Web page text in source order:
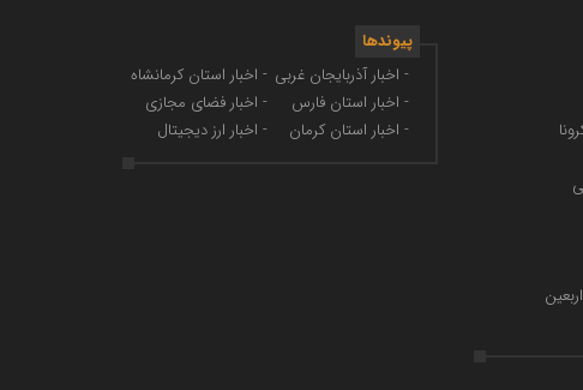
پیوندها
- اخبار آذربایجان غربی
- اخبار استان فارس
- اخبار استان کرمان
- اخبار استان کرمانشاه
- اخبار فضای مجازی
- اخبار ارز دیجیتال